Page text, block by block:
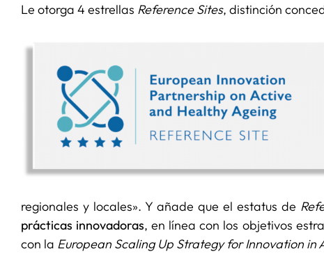
Le otorga 4 estrellas Reference Sites, distinción
regionales y locales». Y añade que el estatus de
prácticas innovadoras, en línea con los objetivos
con la European Scaling Up Strategy for Innovation in